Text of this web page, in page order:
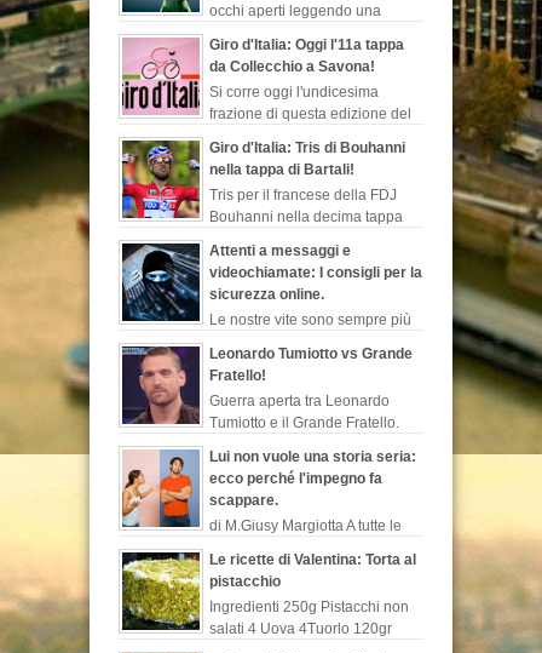
occhi aperti leggendo una
evadere dalla realtà, ch...
Giro d'Italia: Oggi l'11a tappa
da Collecchio a Savona!
Si corre oggi l'undicesima
frazione di questa edizione del
tappa più lunga di questa corsa rosa, 249 ...
Giro d'Italia: Tris di Bouhanni
nella tappa di Bartali!
Tris per il francese della FDJ
Bouhanni nella decima tappa
all'indimenticabile Gino Bartali, sempre più l...
Attenti a messaggi e
videochiamate: I consigli per la
sicurezza online.
Le nostre vite sono sempre più
notizie sul programma di sorveglianza e
spionaggio degli Stati Uniti rivelate ...
Leonardo Tumiotto vs Grande
Fratello!
Guerra aperta tra Leonardo
Tumiotto e il Grande Fratello.
occasione per sparare a zero sulla
trasmissione di canale...
Lui non vuole una storia seria:
ecco perché l'impegno fa
scappare.
di M.Giusy Margiotta A tutte le
lamentarsi del loro uomo perché contrario ad
un legame serio o perché rimanda costant...
Le ricette di Valentina: Torta al
pistacchio
Ingredienti 250g Pistacchi non
salati 4 Uova 4Tuorlo 120gr